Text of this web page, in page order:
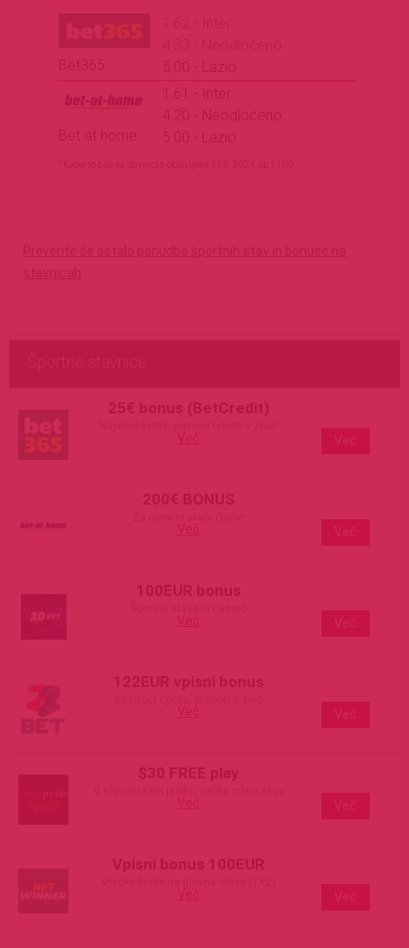
Bet365
5.00 - Lazio
Bet at home
1.61 - Inter
4.20 - Neodločeno
5.00 - Lazio
*Kvote so bile na stavnicah objavljene 17.5. 2024, ob 11:00.
Več Več
Več Več
Več Več
Več Več
Več Več
Več Več